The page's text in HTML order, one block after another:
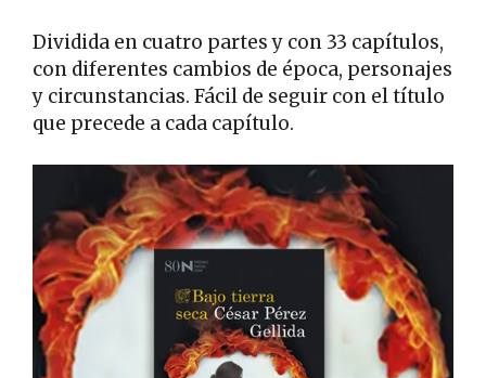
Dividida en cuatro partes y con 33 capítulos,
con diferentes cambios de época, personajes
y circunstancias. Fácil de seguir con el título
que precede a cada capítulo.